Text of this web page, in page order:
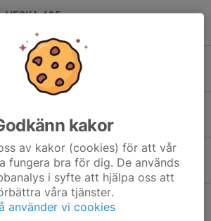
VECKA 4&5
- START VECKA 4
om graderingarna!
FRÅN V.36
kakor
av kakor (cookies) för att vår
fungera bra för dig. De används
i syfte att hjälpa oss att
våra tjänster.
använder vi cookies